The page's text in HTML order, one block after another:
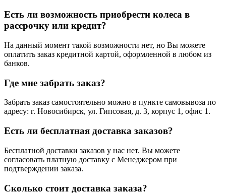
Есть ли возможность приобрести колеса в
рассрочку или кредит?
На данный момент такой возможности нет, но Вы можете
оплатить заказ кредитной картой, оформленной в любом из
банков.
Где мне забрать заказ?
Забрать заказ самостоятельно можно в пункте самовывоза по
адресу: г. Новосибирск, ул. Гипсовая, д. 3, корпус 1, офис 1.
Есть ли бесплатная доставка заказов?
Бесплатной доставки заказов у нас нет. Вы можете
согласовать платную доставку с Менеджером при
подтверждении заказа.
Сколько стоит доставка заказа?